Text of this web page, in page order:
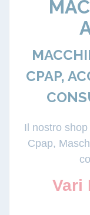
CPAP,
Il nostro
Cpap,
Vari